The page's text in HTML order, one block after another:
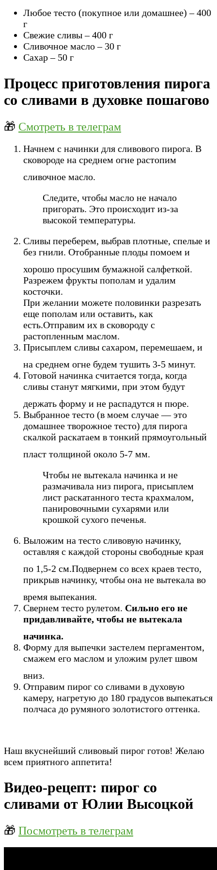
Любое тесто (покупное или домашнее) – 400
г
Свежие сливы – 400 г
Сливочное масло – 30 г
Сахар – 50 г
Процесс приготовления пирога
со сливами в духовке пошагово
🎁 Смотреть в телеграм
Начнем с начинки для сливового пирога. В
сковороде на среднем огне растопим
сливочное масло.
Следите, чтобы масло не начало
пригорать. Это происходит из-за
высокой температуры.
Сливы переберем, выбрав плотные, спелые и
без гнили. Отобранные плоды помоем и
хорошо просушим бумажной салфеткой.
Разрежем фрукты пополам и удалим
косточки.
При желании можете половинки разрезать
еще пополам или оставить, как
есть.Отправим их в сковороду с
растопленным маслом.
Присыплем сливы сахаром, перемешаем, и
на среднем огне будем тушить 3-5 минут.
Готовой начинка считается тогда, когда
сливы станут мягкими, при этом будут
держать форму и не распадутся н пюре.
Выбранное тесто (в моем случае — это
домашнее творожное тесто) для пирога
скалкой раскатаем в тонкий прямоугольный
пласт толщиной около 5-7 мм.
Чтобы не вытекала начинка и не
размачивала низ пирога, присыплем
лист раскатанного теста крахмалом,
панировочными сухарями или
крошкой сухого печенья.
Выложим на тесто сливовую начинку,
оставляя с каждой стороны свободные края
по 1,5-2 см.Подвернем со всех краев тесто,
прикрыв начинку, чтобы она не вытекала во
время выпекания.
Свернем тесто рулетом. Сильно его не
придавливайте, чтобы не вытекала
начинка.
Форму для выпечки застелем пергаментом,
смажем его маслом и уложим рулет швом
вниз.
Отправим пирог со сливами в духовую
камеру, нагретую до 180 градусов выпекаться
полчаса до румяного золотистого оттенка.
Наш вкуснейший сливовый пирог готов! Желаю
всем приятного аппетита!
Видео-рецепт: пирог со
сливами от Юлии Высоцкой
🎁 Посмотреть в телеграм